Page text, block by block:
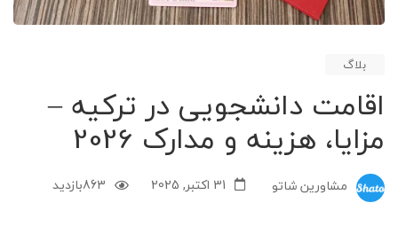
بلاگ
اقامت دانشجویی در ترکیه –
مزایا، هزینه و مدارک 2026
مشاورین شاتو 31 اکتبر, 2025 بازدید863